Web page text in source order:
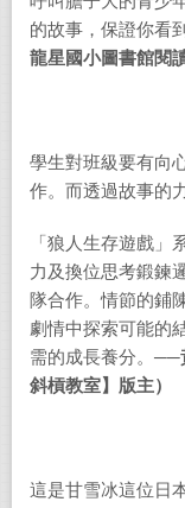
的故事，保證你看
龍星國小圖書館閱
學生對班級要有向
作。而透過故事的
「狼人生存遊戲」
力及換位思考鍛鍊
隊合作。情節的鋪
劇情中探索可能的
需的成長養分。 ──
斜槓教室】版主）
這是甘雪冰這位日